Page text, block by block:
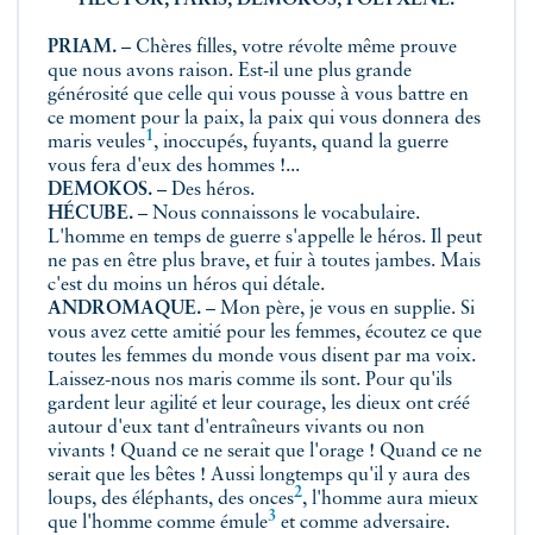
PRIAM. – Chères filles, votre révolte même prouve
que nous avons raison. Est-il une plus grande
générosité que celle qui vous pousse à vous battre en
ce moment pour la paix, la paix qui vous donnera des
maris veules1, inoccupés, fuyants, quand la guerre
vous fera d'eux des hommes !...
DEMOKOS. – Des héros.
HÉCUBE. – Nous connaissons le vocabulaire.
L'homme en temps de guerre s'appelle le héros. Il peut
ne pas en être plus brave, et fuir à toutes jambes. Mais
c'est du moins un héros qui détale.
ANDROMAQUE. – Mon père, je vous en supplie. Si
vous avez cette amitié pour les femmes, écoutez ce que
toutes les femmes du monde vous disent par ma voix.
Laissez-nous nos maris comme ils sont. Pour qu'ils
gardent leur agilité et leur courage, les dieux ont créé
autour d'eux tant d'entraîneurs vivants ou non
vivants ! Quand ce ne serait que l'orage ! Quand ce ne
serait que les bêtes ! Aussi longtemps qu'il y aura des
loups, des éléphants, des onces2, l'homme aura mieux
que l'homme comme émule3 et comme adversaire.